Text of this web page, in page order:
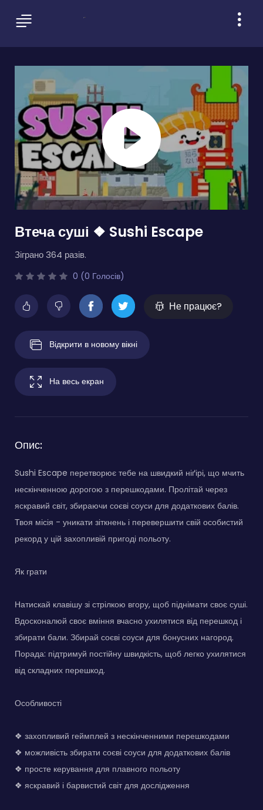
Втеча суші ❖ Sushi Escape
Зіграно 364 разів.
0 (0 Голосів)
Не працює?
Відкрити в новому вікні
На весь екран
Опис:
Sushi Escape перетворює тебе на швидкий ніґірі, що мчить
нескінченною дорогою з перешкодами. Пролітай через
яскравий світ, збираючи соєві соуси для додаткових балів.
Твоя місія - уникати зіткнень і перевершити свій особистий
рекорд у цій захопливій пригоді польоту.
Як грати
Натискай клавішу зі стрілкою вгору, щоб піднімати своє суші.
Вдосконалюй своє вміння вчасно ухилятися від перешкод і
збирати бали. Збирай соєві соуси для бонусних нагород.
Порада: підтримуй постійну швидкість, щоб легко ухилятися
від складних перешкод.
Особливості
❖ захопливий геймплей з нескінченними перешкодами
❖ можливість збирати соєві соуси для додаткових балів
❖ просте керування для плавного польоту
❖ яскравий і барвистий світ для дослідження